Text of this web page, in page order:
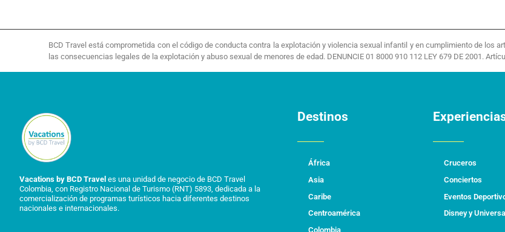
BCD Travel está comprometida con el código de conducta contra la explotación y violencia sexual infantil y en cumplimiento de los
las consecuencias legales de la explotación y abuso sexual de menores de edad. DENUNCIE 01 8000 910 112 LEY 679 DE 2001.
Vacations by BCD Travel es una unidad de negocio de BCD Travel
Colombia, con Registro Nacional de Turismo (RNT) 5893, dedicada a la
comercialización de programas turísticos hacia diferentes destinos
nacionales e internacionales.
Destinos
África
Asia
Caribe
Centroamérica
Colombia
Cruceros
Conciertos
Eventos
Disney y Universal